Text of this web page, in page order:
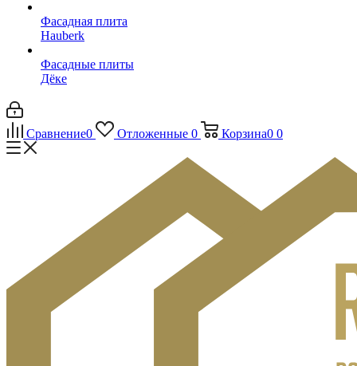
Фасадная плита
Hauberk
Фасадные плиты
Дёке
Сравнение0 Отложенные 0 Корзина0 0